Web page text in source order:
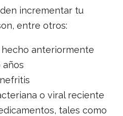
incrementar tu
entre otros:
anteriormente
años
o viral reciente
tales como